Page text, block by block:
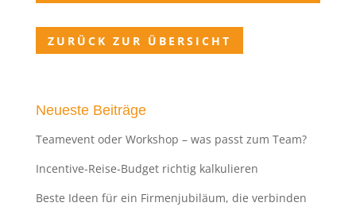
ZURÜCK ZUR ÜBERSICHT
Neueste Beiträge
Teamevent oder Workshop – was passt zum Team?
Incentive-Reise-Budget richtig kalkulieren
Beste Ideen für ein Firmenjubiläum, die verbinden